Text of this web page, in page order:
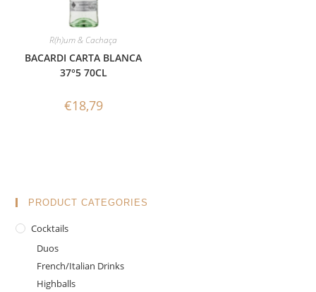
R(h)um & Cachaça
BACARDI CARTA BLANCA
37°5 70CL
€18,79
PRODUCT CATEGORIES
Cocktails
Duos
French/Italian Drinks
Highballs